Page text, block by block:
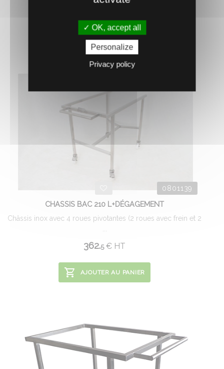
AJOUTER AU PANIER
0801139
CHASSIS BAC 210 L+DÉGAGEMENT
Châssis inox avec 4 roues pivotantes (2 roues avec frein et 2
362.5 € HT
AJOUTER AU PANIER
OK, accept all
Personalize
Privacy policy